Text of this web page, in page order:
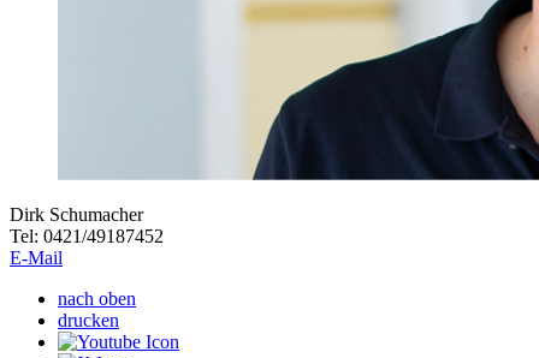
Dirk Schumacher
Tel: 0421/49187452
E-Mail
nach oben
drucken